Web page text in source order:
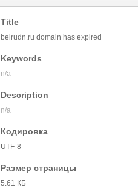
Title
belrudn.ru domain has expired
Keywords
n/a
Description
n/a
Кодировка
UTF-8
Размер страницы
5.61 КБ